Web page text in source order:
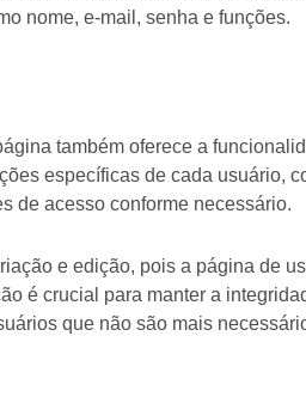
nome, e-mail, senha e funções.
também oferece a
específicas de cada usuário,
de acesso conforme necessário.
e edição, pois a página de
é crucial para manter a
que não são mais